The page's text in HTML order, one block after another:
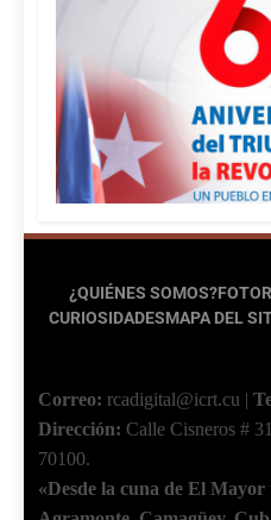
¿QUIÉNES SOMOS?
CURIOSIDADESMAPA DEL
Correo: rcadigital@icrt.cu |
Dirección: Calle Cisneros #
70100.
«Desde la cuna de El